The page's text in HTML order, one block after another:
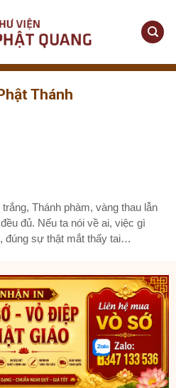
Thánh
Thánh phàm, vàng thau lẫn
đủ. Nếu ta nói về ai, việc gì
đúng sự thật mắt thấy tai